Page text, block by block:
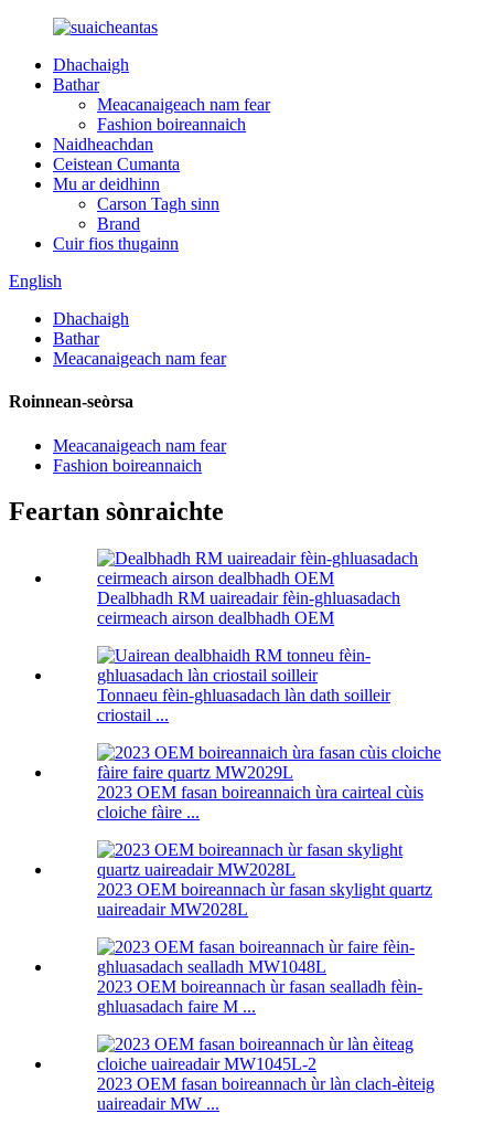
Dhachaigh
Bathar
Meacanaigeach nam fear
Fashion boireannaich
Naidheachdan
Ceistean Cumanta
Mu ar deidhinn
Carson Tagh sinn
Brand
Cuir fios thugainn
English
Dhachaigh
Bathar
Meacanaigeach nam fear
Roinnean-seòrsa
Meacanaigeach nam fear
Fashion boireannaich
Feartan sònraichte
Dealbhadh RM uaireadair fèin-ghluasadach
ceirmeach airson dealbhadh OEM
Tonnaeu fèin-ghluasadach làn dath soilleir
criostail ...
2023 OEM fasan boireannaich ùra cairteal cùis
cloiche fàire ...
2023 OEM boireannach ùr fasan skylight quartz
uaireadair MW2028L
2023 OEM boireannach ùr fasan sealladh fèin-
ghluasadach faire M ...
2023 OEM fasan boireannach ùr làn clach-èiteig
uaireadair MW ...